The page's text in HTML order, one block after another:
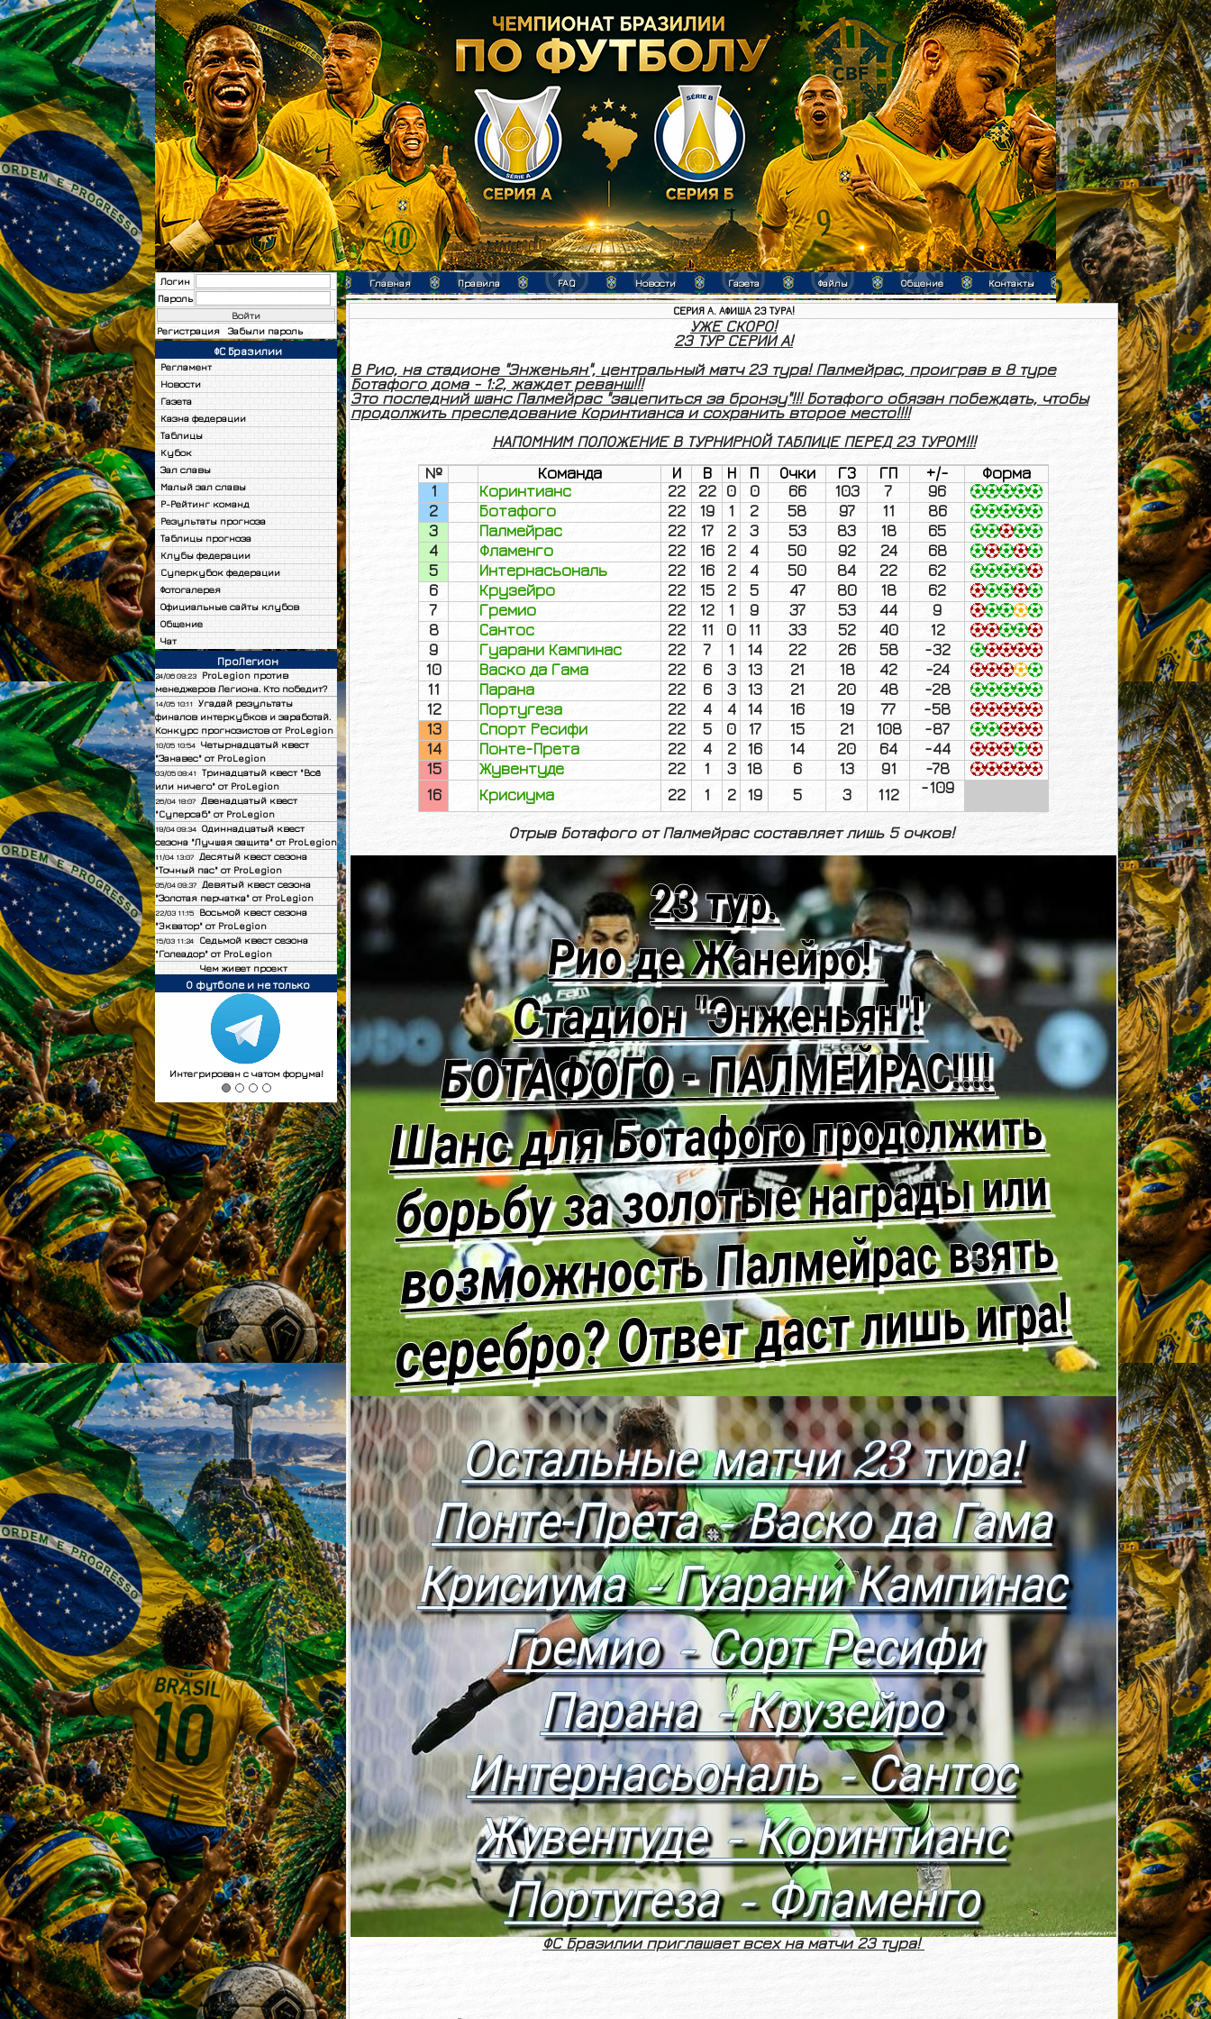
Логин
Пароль
Регистрация Забыли пароль
ФС Бразилии
Регламент
Новости
Газета
Казна федерации
Таблицы
Кубок
Зал славы
Малый зал славы
Р-Рейтинг команд
Результаты прогноза
Таблицы прогноза
Клубы федерации
Суперкубок федерации
Фотогалерея
Официальные сайты клубов
Общение
Чат
ПроЛегион
24/06 09:23
ProLegion против
менеджеров Легиона. Кто победит?
14/05 10:11 Угадай результаты
финалов интеркубков и заработай.
Конкурс прогнозистов от ProLegion
10/05 10:54 Четырнадцатый квест
"Занавес" от ProLegion
03/05 08:41 Тринадцатый квест "Всё
или ничего" от ProLegion
26/04 18:07
Двенадцатый квест
"Суперсаб" от ProLegion
19/04 09:34 Одиннадцатый квест
сезона "Лучшая защита" от ProLegion
11/04 13:07 Десятый квест сезона
"Точный пас" от ProLegion
05/04 09:37
Девятый квест сезона
"Золотая перчатка" от ProLegion
22/03 11:15
Восьмой квест сезона
"Экватор" от ProLegion
15/03 11:24
Седьмой квест сезона
"Голеадор" от ProLegion
Чем живет проект
О футболе и не только
Интегрирован с чатом форума!
Главная Правила FAQ Новости Газета Файлы Общение Контакты
СЕРИЯ А. АФИША 23 ТУРА!
УЖЕ СКОРО!
23 ТУР СЕРИИ А!
В Рио, на стадионе "Энженьян", центральный матч 23 тура! Палмейрас, проиграв в 8 туре
Ботафого дома - 1:2, жаждет реванш!!!
Это последний шанс Палмейрас "зацепиться за бронзу"!!! Ботафого обязан побеждать, чтобы
продолжить преследование Коринтианса и сохранить второе место!!!!
НАПОМНИМ ПОЛОЖЕНИЕ В ТУРНИРНОЙ ТАБЛИЦЕ ПЕРЕД 23 ТУРОМ!!!
№
Команда И В Н П Очки ГЗ ГП +/-
Форма
1
Коринтианс 22 22 0 0 66 103 7
96
2
Ботафого 22 19 1 2 58 97 11
86
3
Палмейрас 22 17 2 3 53 83 18
65
4
Фламенго 22 16 2 4 50 92 24
68
5
Интернасьональ 22 16 2 4 50 84 22
62
6
Крузейро 22 15 2 5 47 80 18
62
7
Гремио 22 12 1 9 37 53 44
9
8
Сантос 22 11 0 11 33 52 40
12
9
Гуарани Кампинас 22 7 1 14 22 26 58
-32
10
Васко да Гама 22 6 3 13 21 18 42
-24
11
Парана 22 6 3 13 21 20 48
-28
12
Португеза 22 4 4 14 16 19 77
-58
13
Спорт Ресифи 22 5 0 17 15 21 108
-87
14
Понте-Прета 22 4 2 16 14 20 64
-44
15
Жувентуде 22 1 3 18 6 13 91
-78
16
Крисиума 22 1 2 19 5 3 112 -109
Отрыв Ботафого от Палмейрас составляет лишь 5 очков!
ФС Бразилии приглашает всех на матчи 23 тура!